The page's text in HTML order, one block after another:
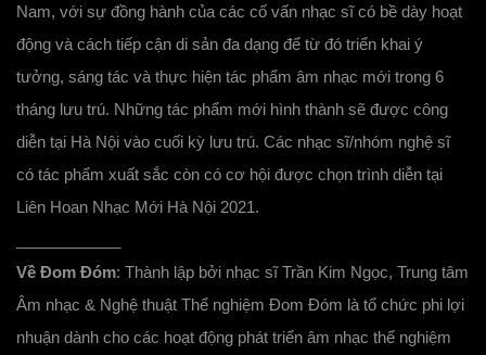
Nam, với sự đồng hành của các cố vấn nhạc sĩ có bề dày hoạt
động và cách tiếp cận di sản đa dạng để từ đó triển khai ý
tưởng, sáng tác và thực hiện tác phẩm âm nhạc mới trong 6
tháng lưu trú. Những tác phẩm mới hình thành sẽ được công
diễn tại Hà Nội vào cuối kỳ lưu trú. Các nhạc sĩ/nhóm nghệ sĩ
có tác phẩm xuất sắc còn có cơ hội được chọn trình diễn tại
Liên Hoan Nhạc Mới Hà Nội 2021.
Về Đom Đóm: Thành lập bởi nhạc sĩ Trần Kim Ngọc, Trung tâm
Âm nhạc & Nghệ thuật Thể nghiệm Đom Đóm là tổ chức phi lợi
nhuận dành cho các hoạt động phát triển âm nhạc thể nghiệm